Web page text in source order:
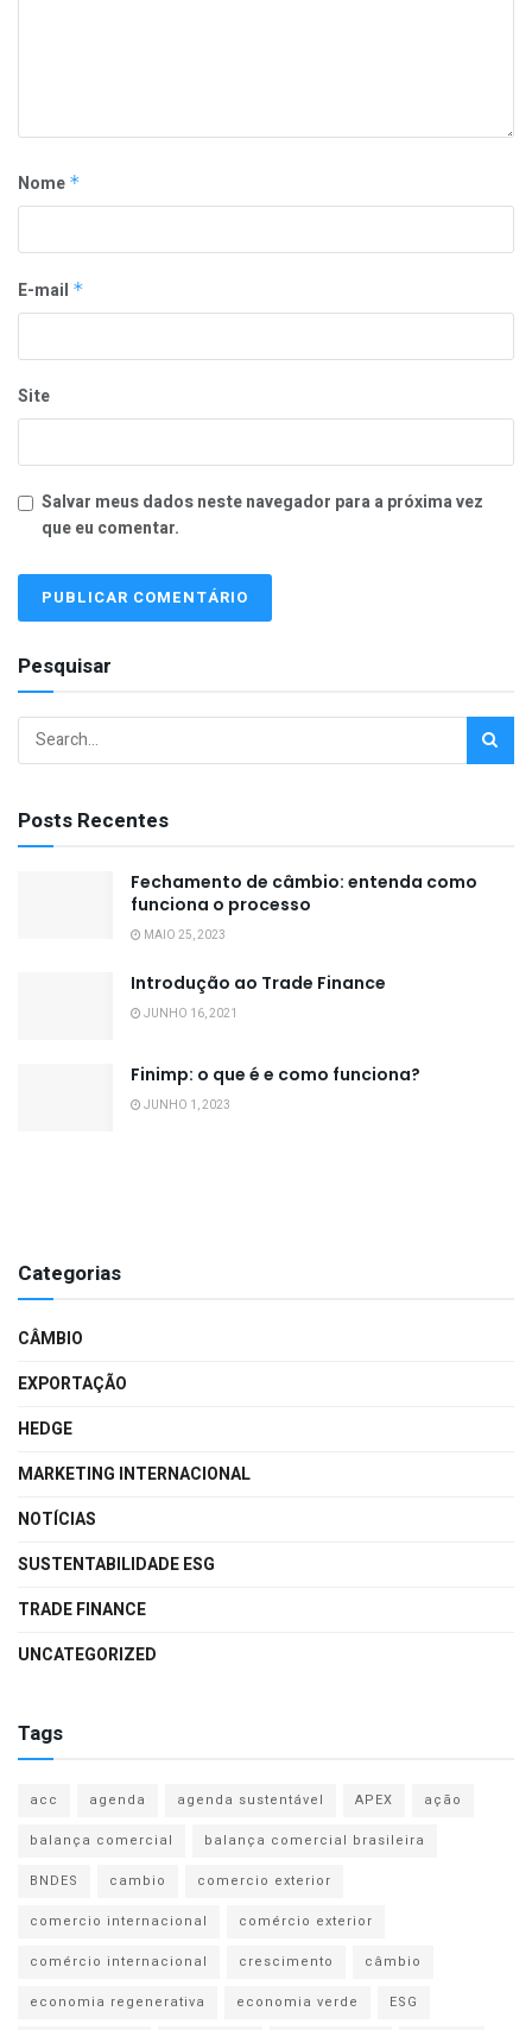
Nome *
E-mail *
Site
Salvar meus dados neste navegador para a próxima vez
que eu comentar.
Pesquisar
Posts Recentes
Fechamento de câmbio: entenda como
funciona o processo
MAIO 25, 2023
Introdução ao Trade Finance
JUNHO 16, 2021
Finimp: o que é e como funciona?
JUNHO 1, 2023
Categorias
CÂMBIO
EXPORTAÇÃO
HEDGE
MARKETING INTERNACIONAL
NOTÍCIAS
SUSTENTABILIDADE ESG
TRADE FINANCE
UNCATEGORIZED
Tags
acc agenda agenda sustentável APEX
ação
balança comercial
balança comercial brasileira
BNDES
cambio
comercio exterior
comercio internacional
comércio exterior
comércio internacional
crescimento
câmbio
economia regenerativa
economia verde
ESG